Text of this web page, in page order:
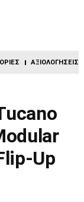
ΑΞΙΟΛΟΓΉΣΕΙΣ
Up